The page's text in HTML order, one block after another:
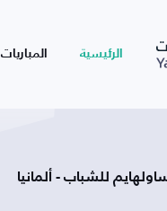
الرئيسية المباريات
للشباب - ألمانيا